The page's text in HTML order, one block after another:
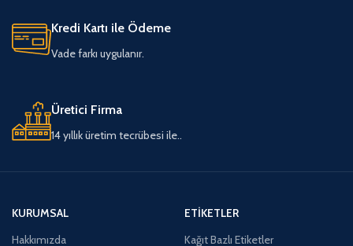
Kredi Kartı ile Ödeme
Vade farkı uygulanır.
Üretici Firma
14 yıllık üretim tecrübesi ile..
KURUMSAL
Hakkımızda
ETIKETLER
Kağıt Bazlı Etiketler